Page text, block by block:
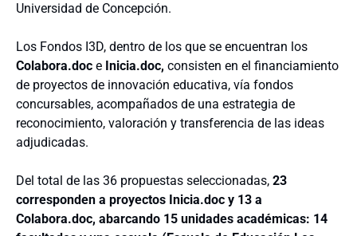
Universidad de Concepción.
Los Fondos I3D, dentro de los que se encuentran los
Colabora.doc e Inicia.doc, consisten en el financiamiento
de proyectos de innovación educativa, vía fondos
concursables, acompañados de una estrategia de
reconocimiento, valoración y transferencia de las ideas
adjudicadas.
Del total de las 36 propuestas seleccionadas, 23
corresponden a proyectos Inicia.doc y 13 a
Colabora.doc, abarcando 15 unidades académicas: 14